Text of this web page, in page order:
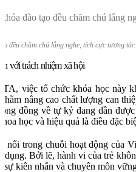
đều chăm chú lắng nghe, tích cực tương
với trách nhiệm xã hội
việc tổ chức khóa học này
nâng cao chất lượng can
đồng về tự kỷ đang dần
học và hiệu quả là điều đặc
nối trong chuỗi hoạt động của
Bởi lẽ, hành vi của trẻ
sự kiên nhẫn và chuyên môn